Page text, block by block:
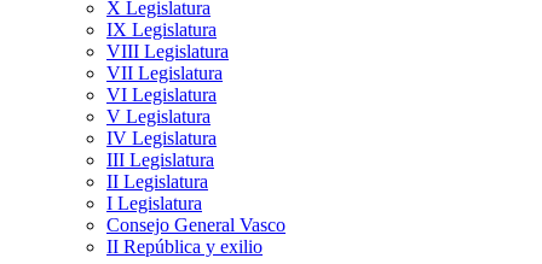
X Legislatura
IX Legislatura
VIII Legislatura
VII Legislatura
VI Legislatura
V Legislatura
IV Legislatura
III Legislatura
II Legislatura
I Legislatura
Consejo General Vasco
II República y exilio